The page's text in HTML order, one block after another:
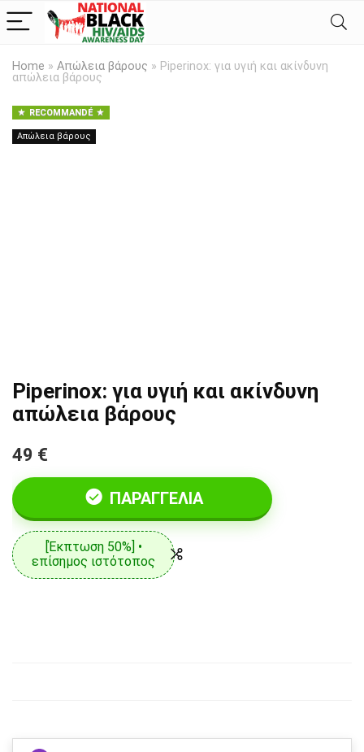
Home » Απώλεια βάρους » Piperinox: για υγιή και ακίνδυνη
απώλεια βάρους
RECOMMANDÉ
Απώλεια βάρους
Piperinox: για υγιή και ακίνδυνη
απώλεια βάρους
49 €
ΠΑΡΑΓΓΕΛΊΑ
[Έκπτωση 50%] •
επίσημος ιστότοπος